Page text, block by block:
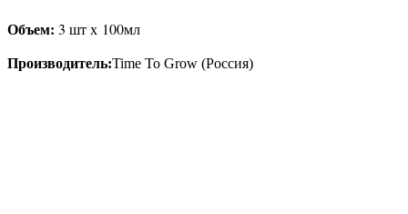
Объем: 3 шт х 100мл
Производитель:Time To Grow (Россия)